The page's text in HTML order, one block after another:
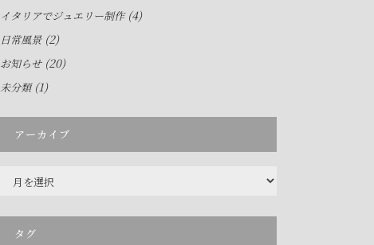
イタリアでジュエリー制作(4)
日常風景(2)
お知らせ(20)
未分類(1)
アーカイブ
タグ